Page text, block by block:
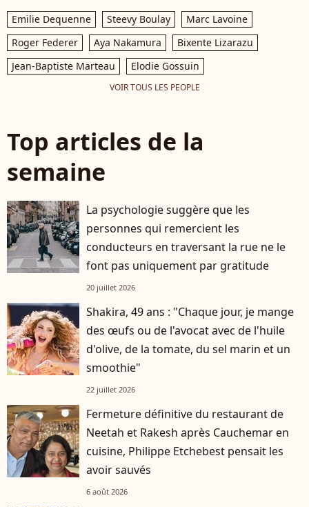
Emilie Dequenne Steevy Boulay
Marc Lavoine
Roger Federer
Aya Nakamura
Bixente Lizarazu
Jean-Baptiste Marteau
Elodie Gossuin
VOIR TOUS LES PEOPLE
Top articles de la
semaine
La psychologie suggère que les
personnes qui remercient les
conducteurs en traversant la rue ne le
font pas uniquement par gratitude
20 juillet 2026
Shakira, 49 ans : "Chaque jour, je mange
des œufs ou de l'avocat avec de l'huile
d'olive, de la tomate, du sel marin et un
smoothie"
22 juillet 2026
Fermeture définitive du restaurant de
Neetah et Rakesh après Cauchemar en
cuisine, Philippe Etchebest pensait les
avoir sauvés
6 août 2026